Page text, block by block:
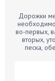
Бархатцы
Бегония
Белые грибы
Дорожки
во-первых,
вторых,
песка,